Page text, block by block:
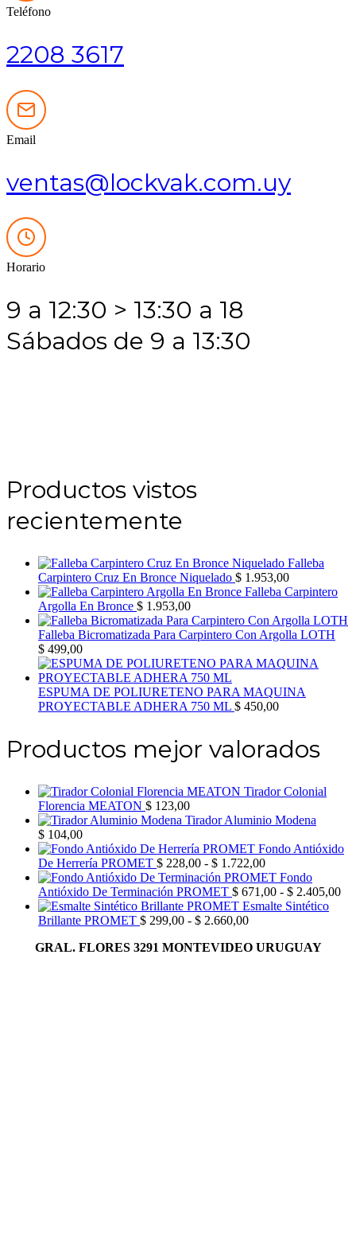
Teléfono
2208 3617
Email
ventas@lockvak.com.uy
Horario
9 a 12:30 > 13:30 a 18
Sábados de 9 a 13:30
Productos vistos
recientemente
Falleba
Carpintero Cruz En Bronce Niquelado $ 1.953,00
Falleba Carpintero
Argolla En Bronce $ 1.953,00
Falleba Bicromatizada Para Carpintero Con Argolla LOTH
$ 499,00
ESPUMA DE POLIURETENO PARA MAQUINA
PROYECTABLE ADHERA 750 ML $ 450,00
Productos mejor valorados
Tirador Colonial
Florencia MEATON $ 123,00
Tirador Aluminio Modena
$ 104,00
Fondo Antióxido
De Herrería PROMET $ 228,00 - $ 1.722,00Rango
de
precios:
desde
$ 1.722,00
Fondo
Antióxido De Terminación PROMET $ 671,00 - $ 2.405,00
Esmalte Sintético
Brillante PROMET $ 299,00 - $ 2.660,00Rango
precios:
GRAL. FLORES 3291 MONTEVIDEO URUGUAY